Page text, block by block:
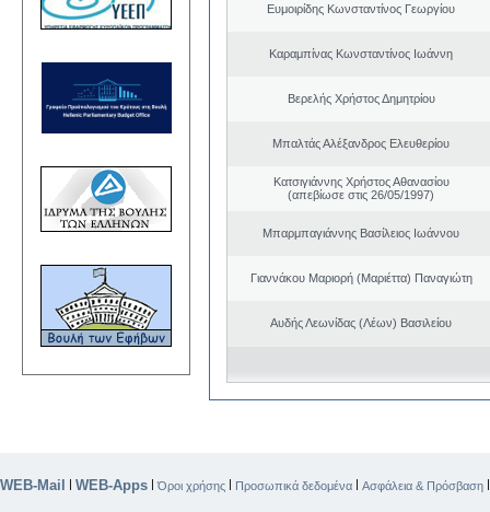
Ευμοιρίδης Κωνσταντίνος Γεωργίου
Καραμπίνας Κωνσταντίνος Ιωάννη
Βερελής Χρήστος Δημητρίου
Μπαλτάς Αλέξανδρος Ελευθερίου
Κατσιγιάννης Χρήστος Αθανασίου
(απεβίωσε στις 26/05/1997)
Μπαρμπαγιάννης Βασίλειος Ιωάννου
Γιαννάκου Μαριορή (Μαριέττα) Παναγιώτη
Αυδής Λεωνίδας (Λέων) Βασιλείου
WEB-Mail | WEB-Apps |Όροι χρήσης | Προσωπικά δεδομένα | Ασφάλεια & Πρόσβαση